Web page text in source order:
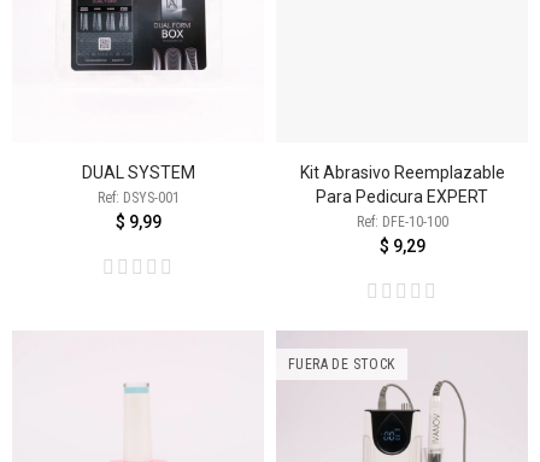
DUAL SYSTEM
Ref: DSYS-001
$ 9,99
Kit Abrasivo Reemplazable
Para Pedicura EXPERT
Ref: DFE-10-100
$ 9,29
FUERA DE STOCK